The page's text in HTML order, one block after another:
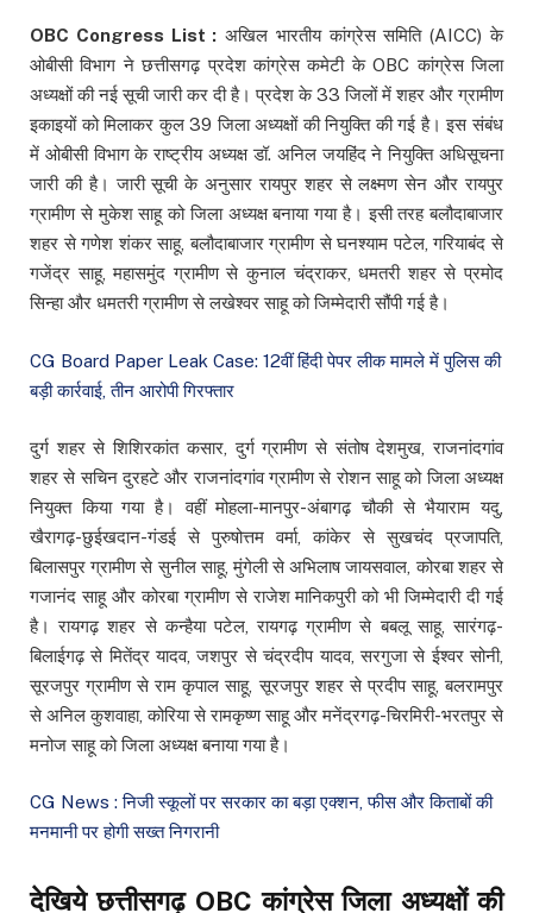
OBC Congress List : अखिल भारतीय कांग्रेस समिति (AICC) के
ओबीसी विभाग ने छत्तीसगढ़ प्रदेश कांग्रेस कमेटी के OBC कांग्रेस जिला
अध्यक्षों की नई सूची जारी कर दी है। प्रदेश के 33 जिलों में शहर और ग्रामीण
इकाइयों को मिलाकर कुल 39 जिला अध्यक्षों की नियुक्ति की गई है। इस संबंध
में ओबीसी विभाग के राष्ट्रीय अध्यक्ष डॉ. अनिल जयहिंद ने नियुक्ति अधिसूचना
जारी की है।जारी सूची के अनुसार रायपुर शहर से लक्ष्मण सेन और रायपुर
ग्रामीण से मुकेश साहू को जिला अध्यक्ष बनाया गया है। इसी तरह बलौदाबाजार
शहर से गणेश शंकर साहू, बलौदाबाजार ग्रामीण से घनश्याम पटेल, गरियाबंद से
गजेंद्र साहू, महासमुंद ग्रामीण से कुनाल चंद्राकर, धमतरी शहर से प्रमोद
सिन्हा और धमतरी ग्रामीण से लखेश्वर साहू को जिम्मेदारी सौंपी गई है।
CG Board Paper Leak Case: 12वीं हिंदी पेपर लीक मामले में पुलिस की
बड़ी कार्रवाई, तीन आरोपी गिरफ्तार
दुर्ग शहर से शिशिरकांत कसार, दुर्ग ग्रामीण से संतोष देशमुख, राजनांदगांव
शहर से सचिन दुरहटे और राजनांदगांव ग्रामीण से रोशन साहू को जिला अध्यक्ष
नियुक्त किया गया है। वहीं मोहला-मानपुर-अंबागढ़ चौकी से भैयाराम यदु,
खैरागढ़-छुईखदान-गंडई से पुरुषोत्तम वर्मा, कांकेर से सुखचंद प्रजापति,
बिलासपुर ग्रामीण से सुनील साहू, मुंगेली से अभिलाष जायसवाल, कोरबा शहर से
गजानंद साहू और कोरबा ग्रामीण से राजेश मानिकपुरी को भी जिम्मेदारी दी गई
है। रायगढ़ शहर से कन्हैया पटेल, रायगढ़ ग्रामीण से बबलू साहू, सारंगढ़-
बिलाईगढ़ से मितेंद्र यादव, जशपुर से चंद्रदीप यादव, सरगुजा से ईश्वर सोनी,
सूरजपुर ग्रामीण से राम कृपाल साहू, सूरजपुर शहर से प्रदीप साहू, बलरामपुर
से अनिल कुशवाहा, कोरिया से रामकृष्ण साहू और मनेंद्रगढ़-चिरमिरी-भरतपुर से
मनोज साहू को जिला अध्यक्ष बनाया गया है।
CG News : निजी स्कूलों पर सरकार का बड़ा एक्शन, फीस और किताबों की
मनमानी पर होगी सख्त निगरानी
देखिये छत्तीसगढ़ OBC कांग्रेस जिला अध्यक्षों की